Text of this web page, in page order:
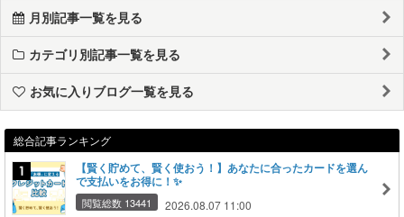
月別記事一覧を見る
カテゴリ別記事一覧を見る
お気に入りブログ一覧を見る
総合記事ランキング
【賢く貯めて、賢く使おう！】あなたに合ったカードを選ん
で支払いをお得に！✨
閲覧総数 13441 2026.08.07 11:00